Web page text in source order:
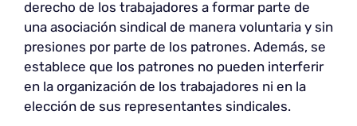
derecho de los trabajadores a formar parte de
una asociación sindical de manera voluntaria y sin
presiones por parte de los patrones. Además, se
establece que los patrones no pueden interferir
en la organización de los trabajadores ni en la
elección de sus representantes sindicales.